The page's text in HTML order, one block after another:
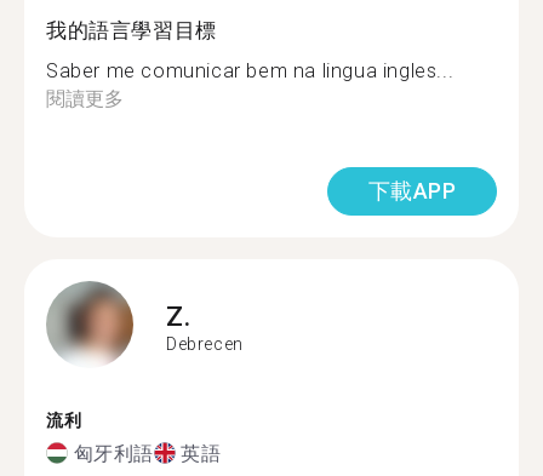
我的語言學習目標
Saber me comunicar bem na lingua ingles...
閱讀更多
下載APP
Z.
Debrecen
流利
匈牙利語 英語